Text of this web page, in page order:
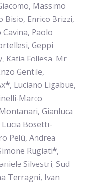
Massimo
Bisio, Enrico Brizzi,
Cavina, Paolo
Geppi
Katia Follesa, Mr
Gentile,
*, Luciano Ligabue,
Marco
Gianluca
Lucia Bosetti-
Pelù, Andrea
Rugiati*,
Silvestri, Sud
Terragni, Ivan